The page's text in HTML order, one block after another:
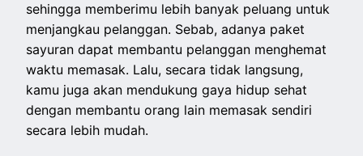
sehingga memberimu lebih banyak peluang untuk
menjangkau pelanggan. Sebab, adanya paket
sayuran dapat membantu pelanggan menghemat
waktu memasak. Lalu, secara tidak langsung,
kamu juga akan mendukung gaya hidup sehat
dengan membantu orang lain memasak sendiri
secara lebih mudah.